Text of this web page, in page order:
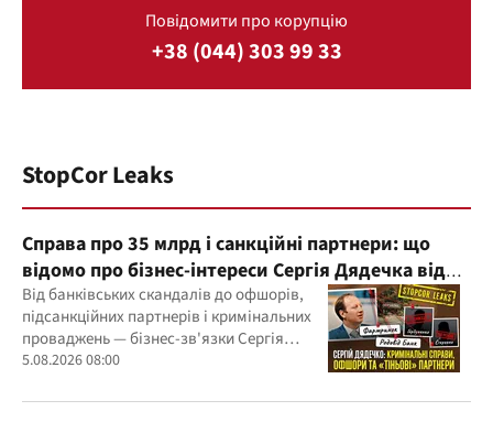
Повідомити про корупцію
+38 (044) 303 99 33
StopCor Leaks
Справа про 35 млрд і санкційні партнери: що
відомо про бізнес-інтереси Сергія Дядечка від
"Родовід Банку" до "ФАРМАСЕЛ"
Від банківських скандалів до офшорів,
підсанкційних партнерів і кримінальних
проваджень — бізнес-зв'язки Сергія
Дядечка й досі простягаються через
5.08.2026 08:00